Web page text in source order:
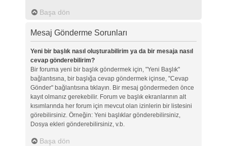
Başa dön
Mesaj Gönderme Sorunları
Yeni bir başlık nasıl oluşturabilirim ya da bir mesaja nasıl
cevap gönderebilirim?
Bir foruma yeni bir başlık göndermek için, "Yeni Başlık"
bağlantısına, bir başlığa cevap göndermek içinse, "Cevap
Gönder" bağlantısına tıklayın. Bir mesaj göndermeden önce
kayıt olmanız gerekebilir. Forum ve başlık ekranlarının alt
kısımlarında her forum için mevcut olan izinlerin bir listesini
görebilirsiniz. Örneğin: Yeni başlıklar gönderebilirsiniz,
Dosya ekleri gönderebilirsiniz, v.b.
Başa dön